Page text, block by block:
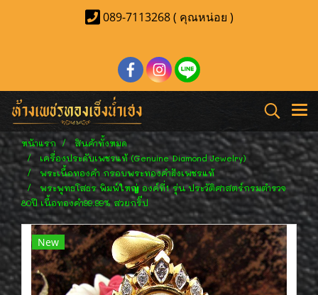
089-7113268 ( คุณหน่อย )
หน้าแรก
สินค้าทั้งหมด
เครื่องประดับเพชรแท้ (Genuine Diamond Jewelry)
พระเนื้อทองคำ กรอบพระทองคำฝังเพชรแท้
พระพุทธโสธร พิมพ์ใหญ่ องค์ที่1 รุ่น ประวัติศาสตร์กรมตำรวจ
80ปี เนื้อทองคำ99.99% สวยกริ๊ป
New